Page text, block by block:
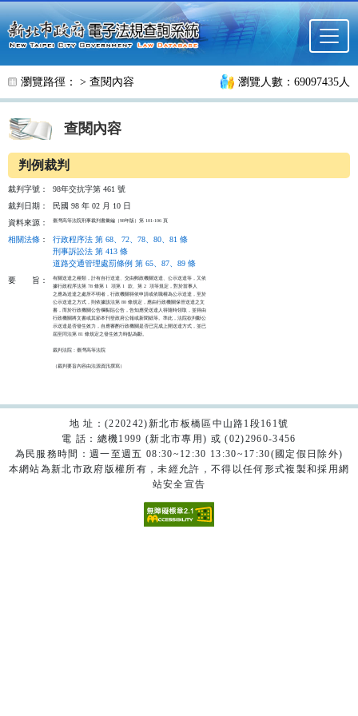
跳至主要內容
瀏覽路徑： > 查閱內容 瀏覽人數：69097435人
查閱內容
判例裁判
裁判字號：
98年交抗字第 461 號
裁判日期：
民國 98 年 02 月 10 日
資料來源：
臺灣高等法院刑事裁判書彙編（98年版）第 101-106 頁
相關法條 ：
行政程序法 第 68、72、78、80、81 條
刑事訴訟法 第 413 條
道路交通管理處罰條例 第 65、87、89 條
要
旨：
有關送達之種類，計有自行送達、交由郵政機關送達、公示送達等，又依
據行政程序法第 78 條第 1  項第 1  款、第 2  項等規定，對於當事人
之應為送達之處所不明者，行政機關得依申請或依職權為公示送達，至於
公示送達之方式，則依據該法第 80 條規定，應由行政機關保管送達之文
書，而於行政機關公告欄黏貼公告，告知應受送達人得隨時領取，並得由
行政機關將文書或其節本刊登政府公報或新聞紙等。準此，法院欲判斷公
示送達是否發生效力，自應審酌行政機關是否已完成上開送達方式，並已
屆至同法第 81 條規定之發生效力時點為斷。
裁判法院：臺灣高等法院
（裁判要旨內容由法源資訊撰寫）
地 址：(220242)新北市板橋區中山路1段161號
電 話：總機1999 (新北市專用) 或 (02)2960-3456
為民服務時間：週一至週五 08:30~12:30 13:30~17:30(國定假日除外)
本網站為新北市政府版權所有，未經允許，不得以任何形式複製和採用網
站安全宣告